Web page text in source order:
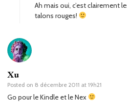
Ah mais oui, c’est clairement
talons rouges!
Xu
Posted on 8 décembre 2011 at 19h21
Go pour le Kindle et le Nex